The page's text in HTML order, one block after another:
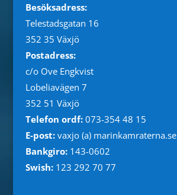
Besöksadress:
Telestadsgatan 16
352 35 Växjö
Postadress:
c/o Ove Engkvist
Lobeliavägen 7
352 51 Växjö
Telefon ordf: 073-354 48 15
E-post:vaxjo (a) marinkamraterna.se
Bankgiro: 143-0602
Swish:123 292 70 77